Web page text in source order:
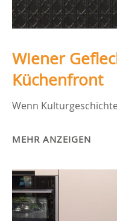
Wiener
Küchenfront
Wenn
MEHR ANZEIGEN